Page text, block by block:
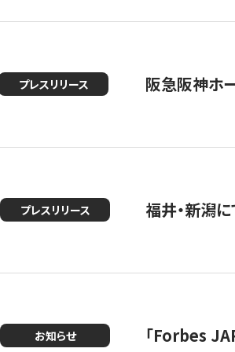
プレスリリース 阪急阪神ホ
プレスリリース 福井・新潟
お知らせ 「Forbes